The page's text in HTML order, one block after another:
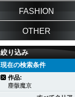
FASHION
OTHER
絞り込み
現在の検索条件
作品:
塵骸魔京